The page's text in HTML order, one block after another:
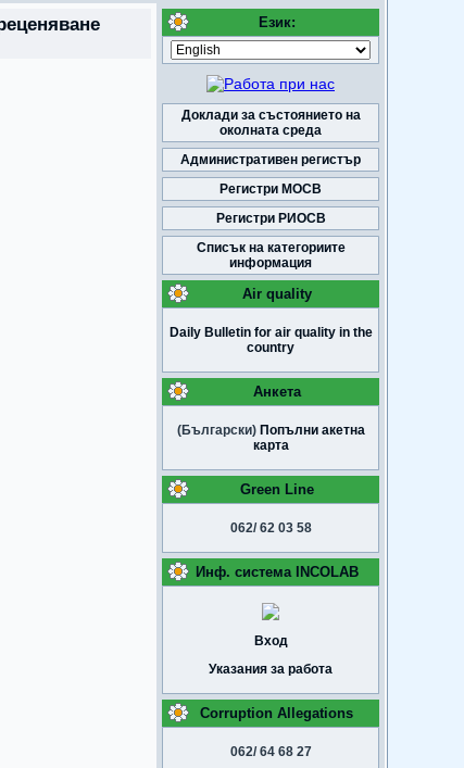
Език:
Доклади за състоянието на
околната среда
Административен регистър
Регистри МОСВ
Регистри РИОСВ
Списък на категориите
информация
Air quality
Daily Bulletin for air quality in the
country
Анкета
(Български) Попълни акетна
карта
Green Line
062/ 62 03 58
Инф. система INCOLAB
Вход
Указания за работа
Corruption Allegations
062/ 64 68 27